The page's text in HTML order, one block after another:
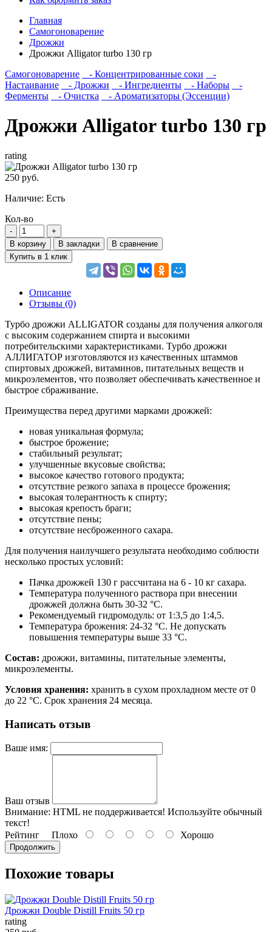
Главная
Самогоноварение
Дрожжи
Дрожжи Alligator turbo 130 гр
Самогоноварение
- Концентрированные соки
-
Настаивание
- Дрожжи - Ингредиенты - Наборы
-
Ферменты
- Очистка - Ароматизаторы (Эссенции)
Дрожжи Alligator turbo 130 гр
rating
250 руб.
Наличие: Есть
Кол-во
В корзину В закладки
В сравнение
Купить в 1 клик
Описание
Отзывы (0)
Турбо дрожжи ALLIGATOR созданы для получения алкоголя
с высоким содержанием спирта и высокими
потребительскими характеристиками. Турбо дрожжи
АЛЛИГАТОР изготовляются из качественных штаммов
спиртовых дрожжей, витаминов, питательных веществ и
микроэлементов, что позволяет обеспечивать качественное и
быстрое сбраживание.
Преимущества перед другими марками дрожжей:
новая уникальная формула;
быстрое брожение;
стабильный результат;
улучшенные вкусовые свойства;
высокое качество готового продукта;
отсутствие резкого запаха в процессе брожения;
высокая толерантность к спирту;
высокая крепость браги;
отсутствие пены;
отсутствие несброженного сахара.
Для получения наилучшего результата необходимо соблюсти
несколько простых условий:
Пачка дрожжей 130 г рассчитана на 6 - 10 кг сахара.
Температура полученного раствора при внесении
дрожжей должна быть 30-32 °C.
Рекомендуемый гидромодуль: от 1:3,5 до 1:4,5.
Температура брожения: 24-32 °C. Не допускать
повышения температуры выше 33 °C.
Состав: дрожжи, витамины, питательные элементы,
микроэлементы.
Условия хранения: хранить в сухом прохладном месте от 0
до 22 °C. Срок хранения 24 месяца.
Написать отзыв
Ваше имя:
Ваш отзыв
Внимание: HTML не поддерживается! Используйте обычный
текст!
Рейтинг Плохо Хорошо
Продолжить
Похожие товары
Дрожжи Double Distill Fruits 50 гр
rating